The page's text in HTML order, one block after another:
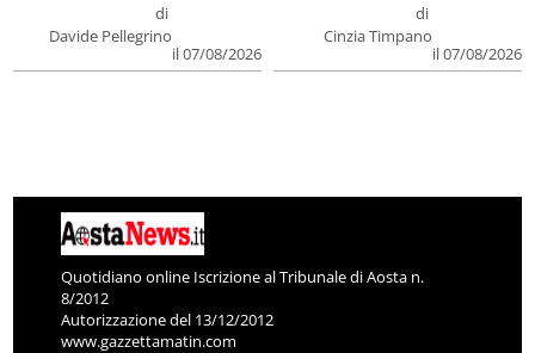
di
Davide Pellegrino
il 07/08/2026
di
Cinzia Timpano
il 07/08/2026
Quotidiano online Iscrizione al Tribunale di Aosta n.
8/2012
Autorizzazione del 13/12/2012
www.gazzettamatin.com